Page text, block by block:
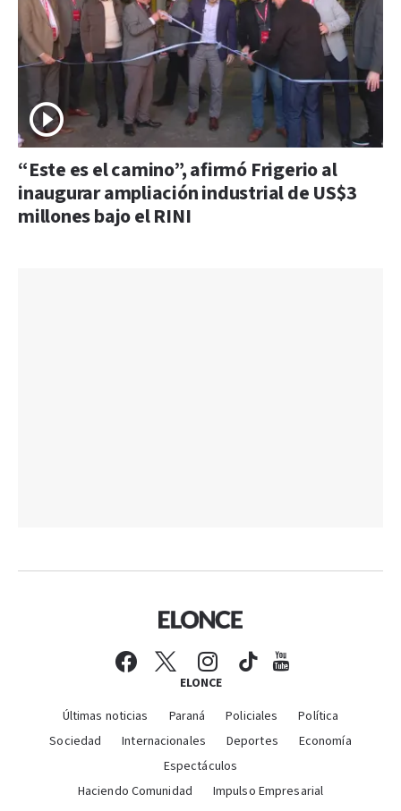
“Este es el camino”, afirmó Frigerio al
inaugurar ampliación industrial de US$3
millones bajo el RINI
ELONCE
Últimas noticias Paraná Policiales
Política
Sociedad
Internacionales Deportes
Economía
Espectáculos
Haciendo Comunidad
Impulso Empresarial